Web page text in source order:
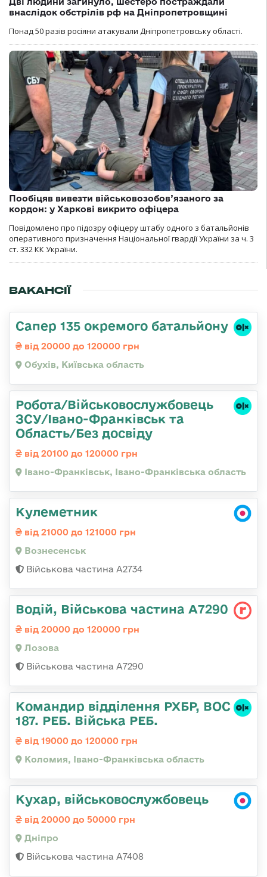
внаслідок обстрілів рф на Дніпропетровщині
Понад 50 разів росіяни атакували Дніпропетровську області.
Пообіцяв вивезти військовозобов’язаного за
кордон: у Харкові викрито офіцера
Повідомлено про підозру офіцеру штабу одного з батальйонів
оперативного призначення Національної гвардії України за ч. 3
ст. 332 КК України.
ВАКАНСІЇ
Сапер 135 окремого батальйону
від 20000 до 120000 грн
Обухів, Київська область
Робота/Військовослужбовець
ЗСУ/Івано-Франківськ та
Область/Без досвіду
від 20100 до 120000 грн
Івано-Франківськ, Івано-Франківська область
Кулеметник
від 21000 до 121000 грн
Вознесенськ
Військова частина А2734
Водій, Військова частина А7290
від 20000 до 120000 грн
Лозова
Військова частина А7290
Командир відділення РХБР, ВОС
187. РЕБ. Війська РЕБ.
від 19000 до 120000 грн
Коломия, Івано-Франківська область
Кухар, військовослужбовець
від 20000 до 50000 грн
Дніпро
Військова частина А7408